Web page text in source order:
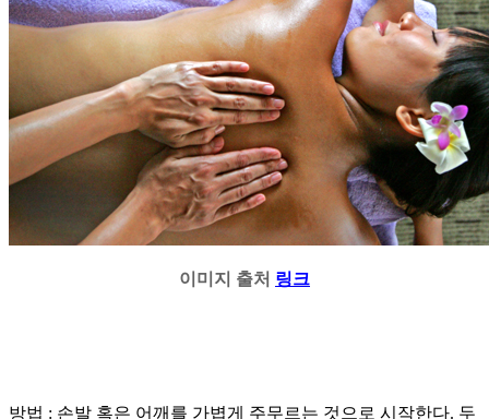
이미지 출처 링크
방법 : 손발 혹은 어깨를 가볍게 주무르는 것으로 시작한다. 두